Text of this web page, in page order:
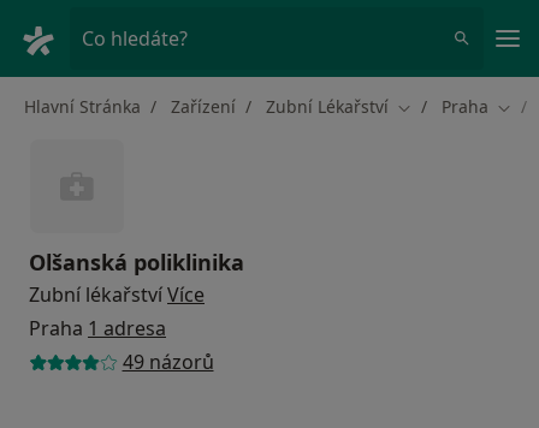
Co hledáte?
Hlavní Stránka Zařízení Zubní Lékařství Změna města
Praha
Olšanská poliklinika
Zubní lékařstvíVíce
Praha 1 adresa
49 názorů